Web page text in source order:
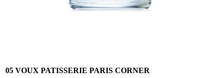
05 VOUX PATISSERIE PARIS CORNER